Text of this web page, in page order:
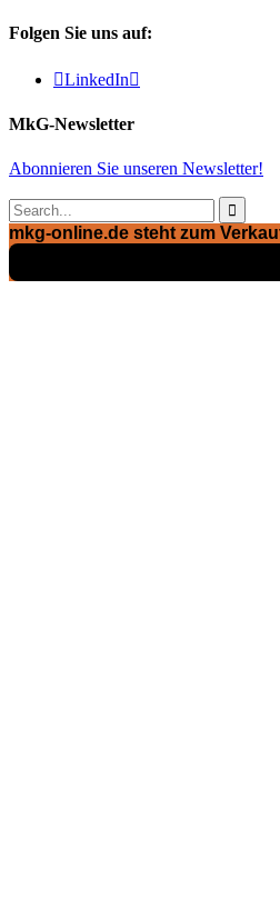
Folgen Sie uns auf:
LinkedIn
MkG-Newsletter
Abonnieren Sie unseren Newsletter!

mkg-online.de steht zum